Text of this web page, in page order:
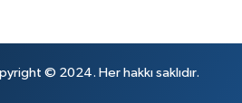
© 2024. Her hakkı saklıdır.